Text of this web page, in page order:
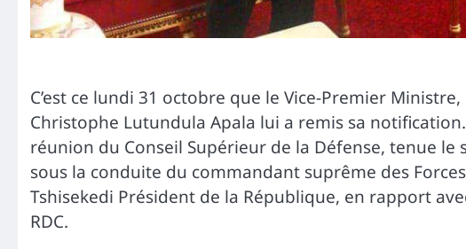
C’est ce lundi 31 octobre que le Vice-Premier
Christophe Lutundula Apala lui a remis sa
réunion du Conseil Supérieur de la Défense, tenue le
sous la conduite du commandant suprême des
Tshisekedi Président de la République, en rapport
RDC.